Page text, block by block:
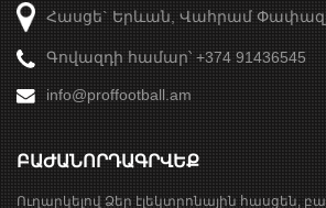
Հասցե` Երևան, Վահրամ
Գովազդի համար՝ +374 91436545
info@proffootball.am
ԲԱԺԱՆՈՐԴԱԳՐՎԵՔ
Ուղարկելով Ձեր էլեկտրոնային հասցեն,